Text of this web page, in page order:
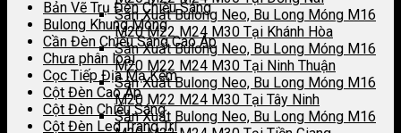
Sản Xuất Bulong Neo, Bu Long Móng M16
M20 M22 M24 M30 Tại Khánh Hòa
Sản Xuất Bulong Neo, Bu Long Móng M16
M20 M22 M24 M30 Tại Ninh Thuận
Sản Xuất Bulong Neo, Bu Long Móng M16
M20 M22 M24 M30 Tại Tây Ninh
Sản Xuất Bulong Neo, Bu Long Móng M16
Bản Vẽ Trụ Đèn Chiếu Sáng
Bulong Khung Móng
Cần Đèn Chiếu Sáng Cao Áp
Chưa phân loại
Cọc Tiếp Địa Mạ Kẽm
Cột Đèn Cao Áp
Cột Đèn Chiếu Sáng
Cột Đèn Led Trang Trí